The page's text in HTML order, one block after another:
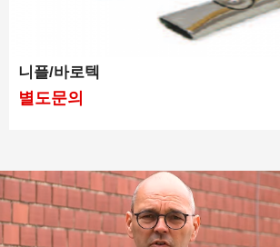
니플/바로텍
별도문의